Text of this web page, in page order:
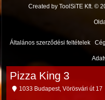
Created by ToolSiTE Kft. ©
Általános szerződési feltételek
Pizza King 3
1033 Budapest, Vörösvári út 17